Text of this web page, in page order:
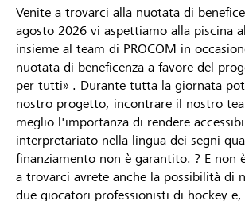
Venite a trovarci alla nuotata di
agosto 2026 vi aspettiamo alla piscina
insieme al team di PROCOM in
nuotata di beneficenza a favore del
per tutti» . Durante tutta la giornata
nostro progetto, incontrare il nostro
meglio l'importanza di rendere
interpretariato nella lingua dei segni
finanziamento non è garantito. ? E non
a trovarci avrete anche la possibilità di
due giocatori professionisti di hockey